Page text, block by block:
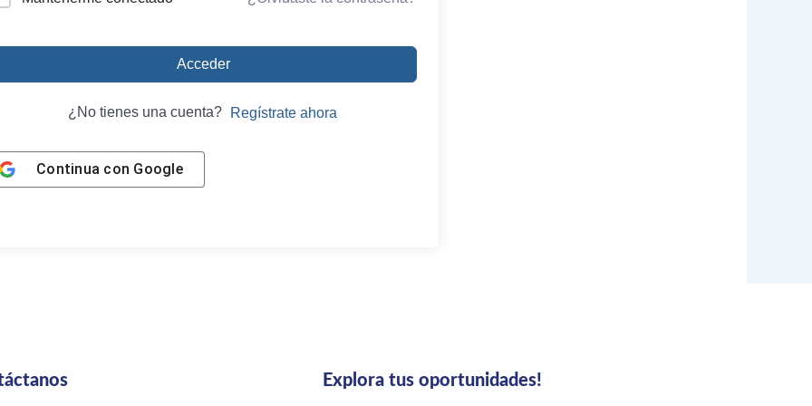
Acceder
¿No tienes una cuenta? Regístrate ahora
Continua con Google
Explora tus oportunidades!